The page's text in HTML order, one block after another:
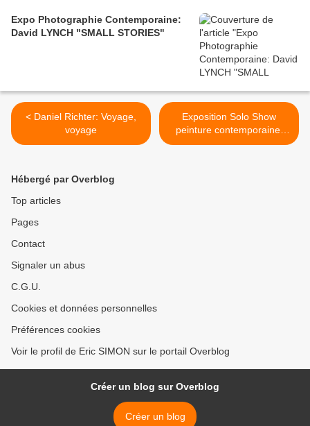
Expo Photographie Contemporaine:
David LYNCH "SMALL STORIES"
< Daniel Richter: Voyage,
voyage
Exposition Solo Show
peinture contemporaine:
Allyson Melberg >
Hébergé par Overblog
Top articles
Pages
Contact
Signaler un abus
C.G.U.
Cookies et données personnelles
Préférences cookies
Voir le profil de Eric SIMON sur le portail Overblog
Créer un blog sur Overblog
Créer un blog